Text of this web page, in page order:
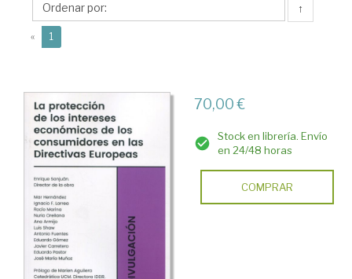
↑
« 1
70,00 €
Stock en librería. Envío
en 24/48 horas
COMPRAR